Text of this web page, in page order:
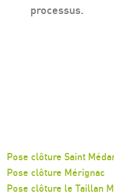
processus.
Pose clôture Saint
Pose clôture Mérignac
Pose clôture le Taillan